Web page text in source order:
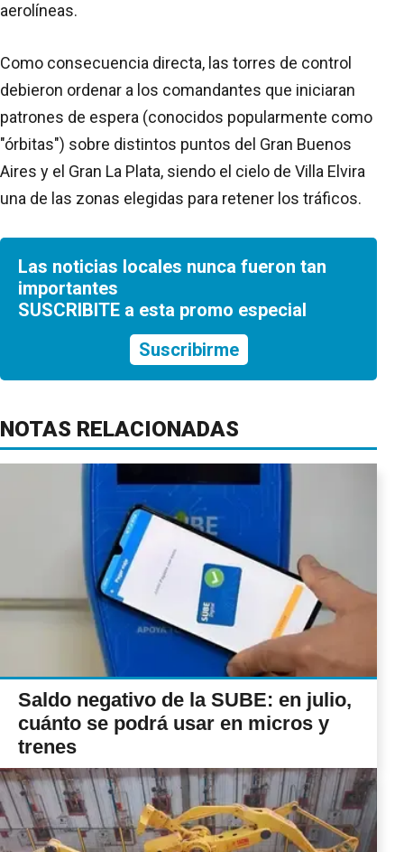
aerolíneas.
Como consecuencia directa, las torres de control
debieron ordenar a los comandantes que iniciaran
patrones de espera (conocidos popularmente como
"órbitas") sobre distintos puntos del Gran Buenos
Aires y el Gran La Plata, siendo el cielo de Villa Elvira
una de las zonas elegidas para retener los tráficos.
Las noticias locales nunca fueron tan
importantes
SUSCRIBITE a esta promo especial
Suscribirme
NOTAS RELACIONADAS
Saldo negativo de la SUBE: en julio,
cuánto se podrá usar en micros y
trenes